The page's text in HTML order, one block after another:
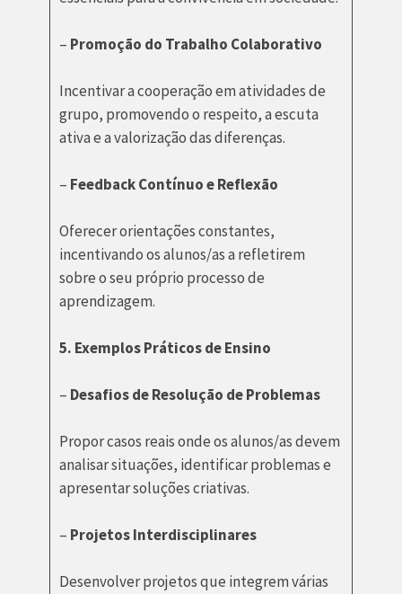
– Promoção do Trabalho Colaborativo
Incentivar a cooperação em atividades de
grupo, promovendo o respeito, a escuta
ativa e a valorização das diferenças.
– Feedback Contínuo e Reflexão
Oferecer orientações constantes,
incentivando os alunos/as a refletirem
sobre o seu próprio processo de
aprendizagem.
5. Exemplos Práticos de Ensino
– Desafios de Resolução de Problemas
Propor casos reais onde os alunos/as devem
analisar situações, identificar problemas e
apresentar soluções criativas.
– Projetos Interdisciplinares
Desenvolver projetos que integrem várias